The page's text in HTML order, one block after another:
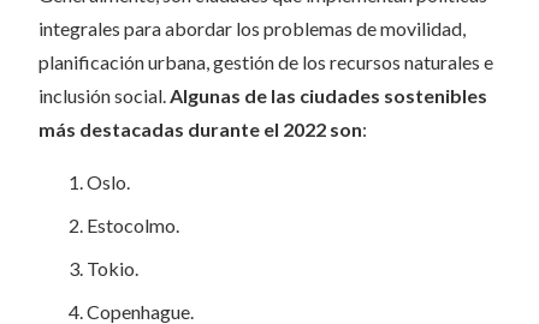
integrales para abordar los problemas de movilidad,
planificación urbana, gestión de los recursos naturales e
inclusión social.Algunas de las ciudades sostenibles
más destacadas durante el 2022 son:
Oslo.
Estocolmo.
Tokio.
Copenhague.